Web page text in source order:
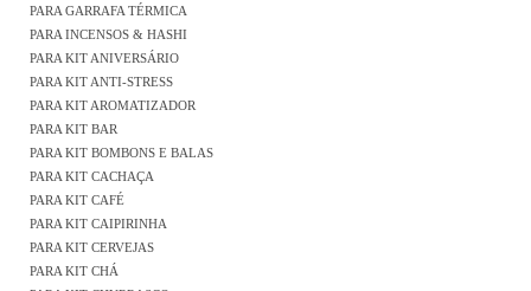
PARA GARRAFA TÉRMICA
PARA INCENSOS & HASHI
PARA KIT ANIVERSÁRIO
PARA KIT ANTI-STRESS
PARA KIT AROMATIZADOR
PARA KIT BAR
PARA KIT BOMBONS E BALAS
PARA KIT CACHAÇA
PARA KIT CAFÉ
PARA KIT CAIPIRINHA
PARA KIT CERVEJAS
PARA KIT CHÁ